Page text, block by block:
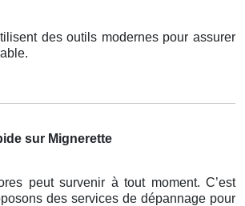
des outils modernes pour assurer
sur Mignerette
peut survenir à tout moment. C’est
des services de dépannage pour